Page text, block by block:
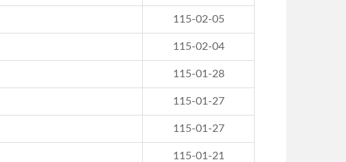
115-02-05
115-02-04
115-01-28
115-01-27
115-01-27
115-01-21